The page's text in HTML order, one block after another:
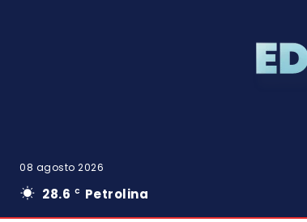
08 agosto 2026
28.6 C Petrolina